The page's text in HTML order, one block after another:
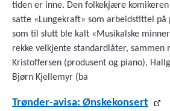
tiden er inne. Den folkekjære
satte «Lungekraft» som arbeidstittel på
som til slutt ble kalt «Musikalske
rekke velkjente standardlåter, sammen
Kristoffersen (produsent og piano),
Bjørn Kjellemyr (ba
Trønder-avisa: Ønskekonsert